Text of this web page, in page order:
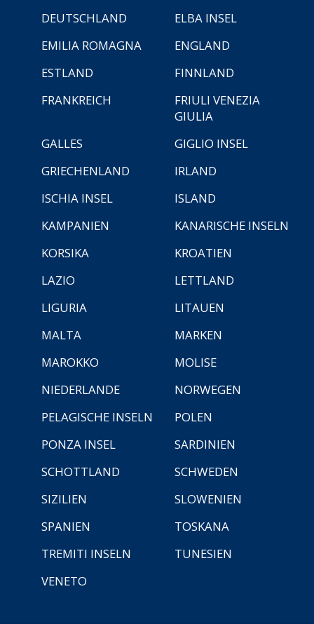
DEUTSCHLAND
ELBA INSEL
EMILIA ROMAGNA
ENGLAND
ESTLAND
FINNLAND
FRANKREICH
FRIULI VENEZIA
GIULIA
GALLES
GIGLIO INSEL
GRIECHENLAND
IRLAND
ISCHIA INSEL
ISLAND
KAMPANIEN
KANARISCHE INSELN
KORSIKA
KROATIEN
LAZIO
LETTLAND
LIGURIA
LITAUEN
MALTA
MARKEN
MAROKKO
MOLISE
NIEDERLANDE
NORWEGEN
PELAGISCHE INSELN
POLEN
PONZA INSEL
SARDINIEN
SCHOTTLAND
SCHWEDEN
SIZILIEN
SLOWENIEN
SPANIEN
TOSKANA
TREMITI INSELN
TUNESIEN
VENETO